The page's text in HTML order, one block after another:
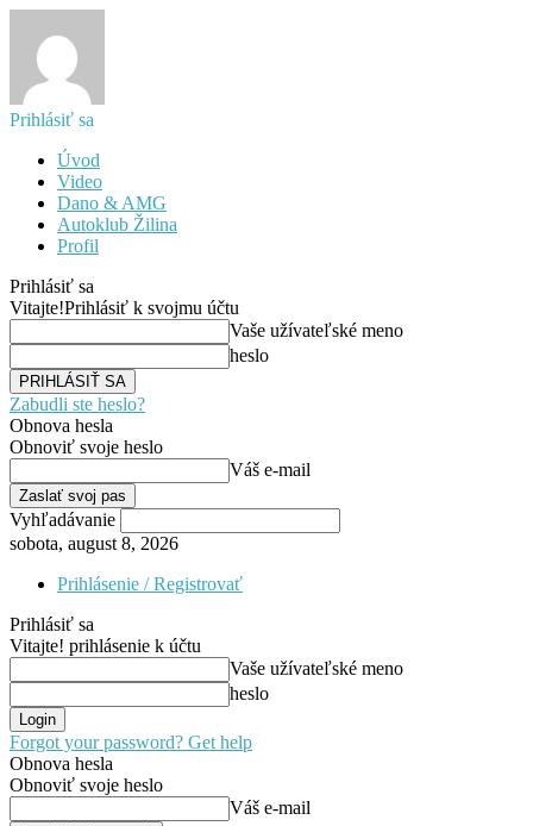
Prihlásiť sa
Úvod
Video
Dano & AMG
Autoklub Žilina
Profil
Prihlásiť sa
Vitajte!Prihlásiť k svojmu účtu
Vaše užívateľské meno
heslo
Zabudli ste heslo?
Obnova hesla
Obnoviť svoje heslo
Váš e-mail
Vyhľadávanie
sobota, august 8, 2026
Prihlásenie / Registrovať
Prihlásiť sa
Vitajte! prihlásenie k účtu
Vaše užívateľské meno
heslo
Forgot your password? Get help
Obnova hesla
Obnoviť svoje heslo
Váš e-mail